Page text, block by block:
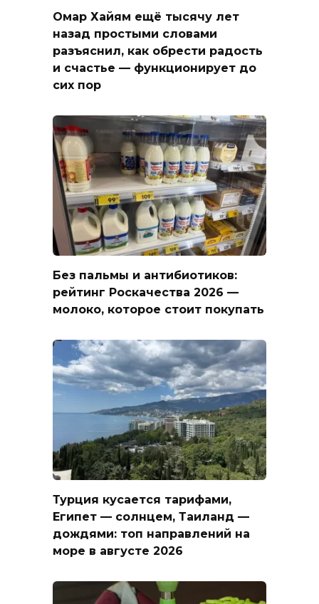
Омар Хайям ещё тысячу лет
назад простыми словами
разъяснил, как обрести радость
и счастье — функционирует до
сих пор
Без пальмы и антибиотиков:
рейтинг Роскачества 2026 —
молоко, которое стоит покупать
Турция кусается тарифами,
Египет — солнцем, Таиланд —
дождями: топ направлений на
море в августе 2026